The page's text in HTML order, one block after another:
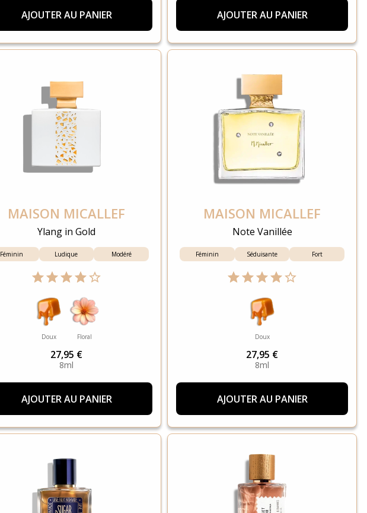
AJOUTER AU PANIER AJOUTER AU PANIER
MAISON MICALLEF
Ylang in Gold
Féminin Ludique Modéré
Doux Floral
27,95 €
8ml
AJOUTER AU PANIER
MAISON MICALLEF
Note Vanillée
Féminin Séduisante Fort
Doux
27,95 €
8ml
AJOUTER AU PANIER